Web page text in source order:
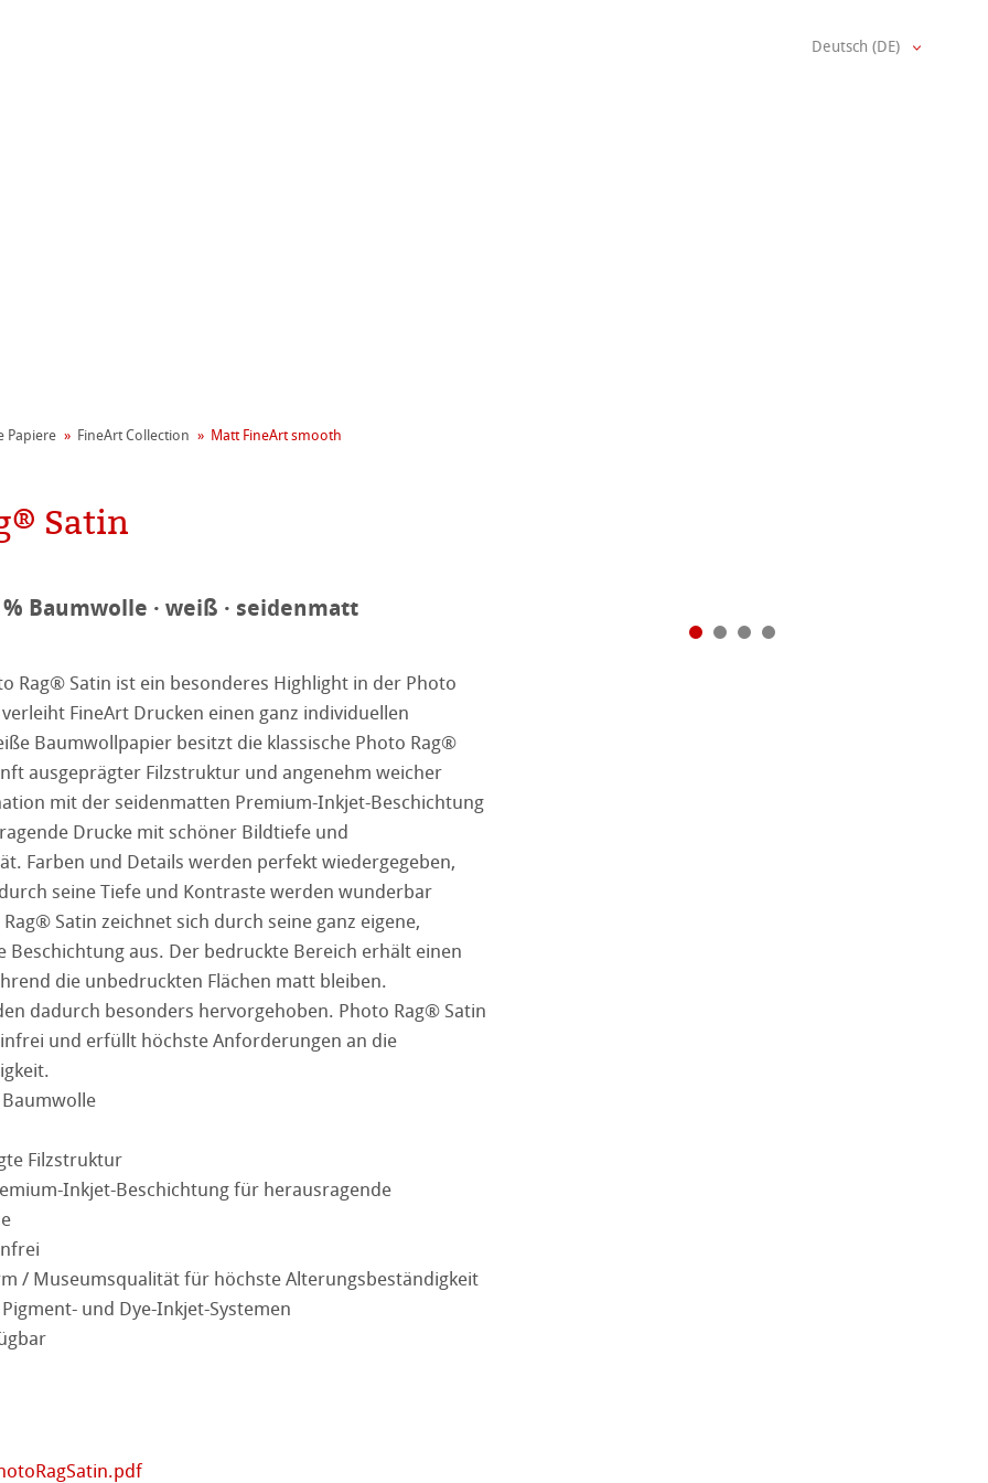
Rooster
Program
Albums
Album
Rag
Pastel
Deutsch (DE)
Papiere FineArt Collection Matt FineArt smooth
Satin
% Baumwolle · weiß · seidenmatt
Rag® Satin ist ein besonderes Highlight in der Photo
FineArt Drucken einen ganz individuellen
Baumwollpapier besitzt die klassische Photo Rag®
ausgeprägter Filzstruktur und angenehm weicher
mit der seidenmatten Premium-Inkjet-Beschichtung
Drucke mit schöner Bildtiefe und
Farben und Details werden perfekt wiedergegeben,
seine Tiefe und Kontraste werden wunderbar
Satin zeichnet sich durch seine ganz eigene,
Beschichtung aus. Der bedruckte Bereich erhält einen
die unbedruckten Flächen matt bleiben.
dadurch besonders hervorgehoben. Photo Rag® Satin
und erfüllt höchste Anforderungen an die
Baumwolle
Filzstruktur
Inkjet-Beschichtung für herausragende
/ Museumsqualität für höchste Alterungsbeständigkeit
und Dye-Inkjet-Systemen